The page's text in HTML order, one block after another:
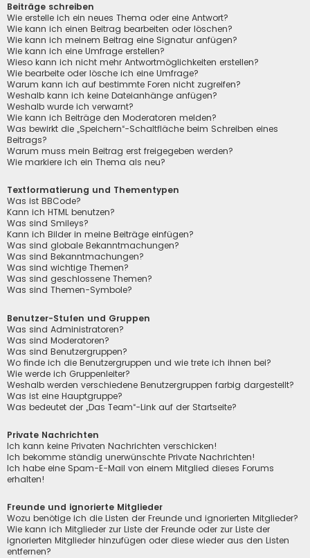
Beiträge schreiben
Wie erstelle ich ein neues Thema oder eine Antwort?
Wie kann ich einen Beitrag bearbeiten oder löschen?
Wie kann ich meinem Beitrag eine Signatur anfügen?
Wie kann ich eine Umfrage erstellen?
Wieso kann ich nicht mehr Antwortmöglichkeiten erstellen?
Wie bearbeite oder lösche ich eine Umfrage?
Warum kann ich auf bestimmte Foren nicht zugreifen?
Weshalb kann ich keine Dateianhänge anfügen?
Weshalb wurde ich verwarnt?
Wie kann ich Beiträge den Moderatoren melden?
Was bewirkt die „Speichern“-Schaltfläche beim Schreiben eines
Beitrags?
Warum muss mein Beitrag erst freigegeben werden?
Wie markiere ich ein Thema als neu?
Textformatierung und Thementypen
Was ist BBCode?
Kann ich HTML benutzen?
Was sind Smileys?
Kann ich Bilder in meine Beiträge einfügen?
Was sind globale Bekanntmachungen?
Was sind Bekanntmachungen?
Was sind wichtige Themen?
Was sind geschlossene Themen?
Was sind Themen-Symbole?
Benutzer-Stufen und Gruppen
Was sind Administratoren?
Was sind Moderatoren?
Was sind Benutzergruppen?
Wo finde ich die Benutzergruppen und wie trete ich ihnen bei?
Wie werde ich Gruppenleiter?
Weshalb werden verschiedene Benutzergruppen farbig dargestellt?
Was ist eine Hauptgruppe?
Was bedeutet der „Das Team“-Link auf der Startseite?
Private Nachrichten
Ich kann keine Privaten Nachrichten verschicken!
Ich bekomme ständig unerwünschte Private Nachrichten!
Ich habe eine Spam-E-Mail von einem Mitglied dieses Forums
erhalten!
Freunde und ignorierte Mitglieder
Wozu benötige ich die Listen der Freunde und ignorierten Mitglieder?
Wie kann ich Mitglieder zur Liste der Freunde oder zur Liste der
ignorierten Mitglieder hinzufügen oder diese wieder aus den Listen
entfernen?